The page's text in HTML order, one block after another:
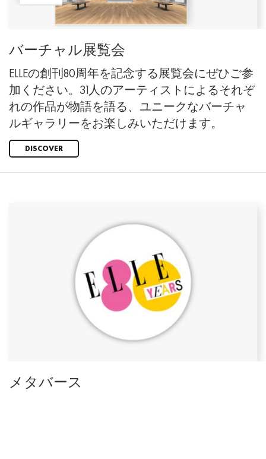
バーチャル展覧会
ELLEの創刊80周年を記念する展覧会にぜひご参
加ください。31人のアーティストによるそれぞ
れの作品が物語を語る、ユニークなバーチャ
ルギャラリーをお楽しみいただけます。
DISCOVER
メタバース